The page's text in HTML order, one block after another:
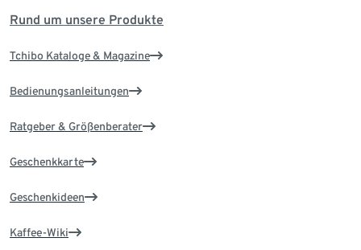
Rund um unsere Produkte
Tchibo Kataloge & Magazine
Bedienungsanleitungen
Ratgeber & Größenberater
Geschenkkarte
Geschenkideen
Kaffee-Wiki